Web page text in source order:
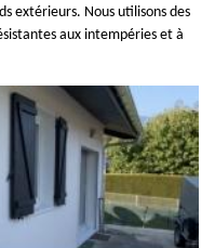
extérieurs. Nous utilisons des
aux intempéries et à